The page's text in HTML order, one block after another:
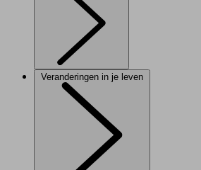
Veranderingen in je leven